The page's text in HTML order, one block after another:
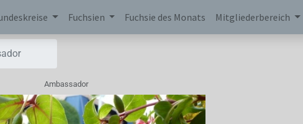
Fuchsien Fuchsie des Monats Mitgliederbereich
Ambassador